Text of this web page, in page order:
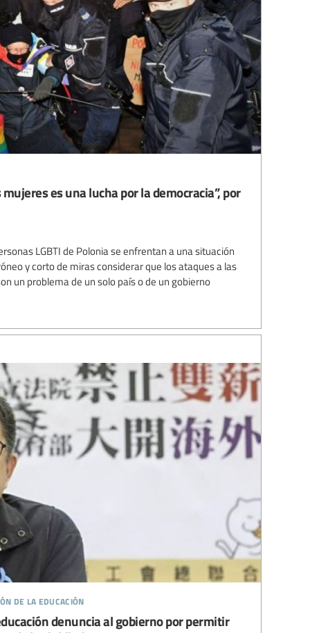
es una lucha por la democracia”, por
LGBTI de Polonia se enfrentan a una situación
y corto de miras considerar que los ataques a las
un problema de un solo país o de un gobierno
de la educación
denuncia al gobierno por permitir